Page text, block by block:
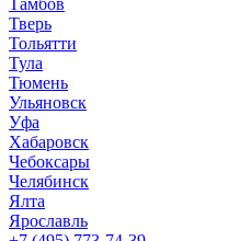
Тамбов
Тверь
Тольятти
Тула
Тюмень
Ульяновск
Уфа
Хабаровск
Чебоксары
Челябинск
Ялта
Ярославль